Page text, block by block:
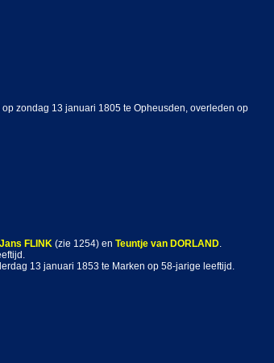
zondag 13 januari 1805 te Opheusden, overleden op
FLINK (zie 1254) en Teuntje van DORLAND.
13 januari 1853 te Marken op 58-jarige leeftijd.